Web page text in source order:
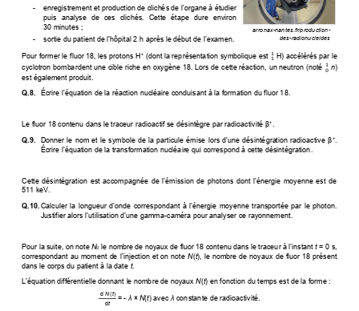
-
  enregistrement et production de clichés de l’organe à étudier
puis  analyse  de  ces  clichés.  Cette  étape  dure  environ
30 minutes ;
-
  sortie du patient de l’hôpital 2
h après le début de l’examen.
Pour former le fluor 18, les protons H+ (dont la représentation symbolique est 1
1 H) accélérés par le
cyclotron bombardent une cible riche en oxygène 18. Lors de cette réaction, un neutron (noté 0
1 n)
est également produit.
Q.8.
Écrire l’équation de la réaction nucléaire conduisant à la formation du fluor 18.
Le fluor 18 contenu dans le traceur radioactif se désintègre par radioactivité β +
Q.9.
Donner le nom et le symbole de la particule émise lors d’une désintégration radioactive β+
Écrire l’équation de la transformation nucléaire qui correspond à cette désintégration
Cette désintégration est accompagnée de l’émission de photons dont l’énergie moyenne est de
511 keV.
Q.10. Calculer la longueur d’onde correspondant à l’énergie moyenne transportée par le photon.
Justifier alors l’utilisation d’une gamma-caméra pour analyser ce rayonnement.
Pour la suite, on note N0 le nombre de noyaux de fluor 18 contenu dans le traceur à l’instant t = 0 s,
correspondant au moment de l’injection et on note N(t), le nombre de noyaux de fluor 18 présent
dans le corps du patient à la date t.
L’équation différentielle donnant le nombre de noyaux N(t) en fonction du temps est de la forme :
d N(t)
dt
= - λ × N(t) avec λ constante de radioactivité.
arronax-nantes.fr/production-
des-radionucleides